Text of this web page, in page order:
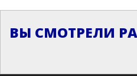
ВЫ СМОТРЕЛИ